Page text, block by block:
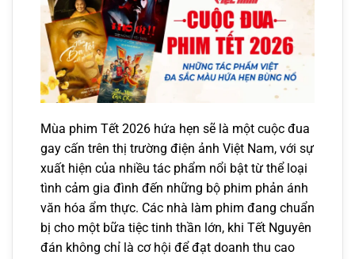
Mùa phim Tết 2026 hứa hẹn sẽ là một cuộc đua
gay cấn trên thị trường điện ảnh Việt Nam, với sự
xuất hiện của nhiều tác phẩm nổi bật từ thể loại
tình cảm gia đình đến những bộ phim phản ánh
văn hóa ẩm thực. Các nhà làm phim đang chuẩn
bị cho một bữa tiệc tinh thần lớn, khi Tết Nguyên
đán không chỉ là cơ hội để đạt doanh thu cao